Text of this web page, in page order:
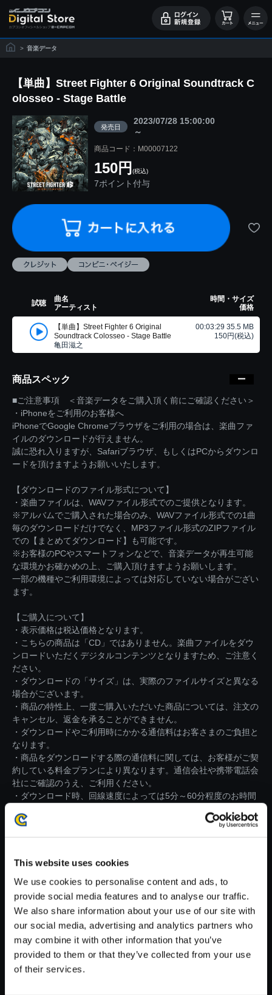
This website uses cookies
We use cookies to personalise content and ads, to
provide social media features and to analyse our traffic.
We also share information about your use of our site with
our social media, advertising and analytics partners who
may combine it with other information that you’ve
provided to them or that they’ve collected from your use
of their services.
> 音楽データ
【単曲】Street Fighter 6 Original Soundtrack C
olosseo - Stage Battle
発売日
2023/07/28 15:00:00
～
商品コード：M00007122
150円 (税込)
7ポイント付与
試聴
曲名
アーティスト
時間・サイズ
価格
【単曲】Street Fighter 6 Original
Soundtrack Colosseo - Stage Battle
亀田滋之
00:03:29 35.5 MB
150円(税込)
商品スペック
■ご注意事項 ＜音楽データをご購入頂く前にご確認ください＞
・iPhoneをご利用のお客様へ
iPhoneでGoogle Chromeブラウザをご利用の場合は、楽曲ファ
イルのダウンロードが行えません。
誠に恐れ入りますが、Safariブラウザ、もしくはPCからダウンロ
ードを頂けますようお願いいたします。
【ダウンロードのファイル形式について】
・楽曲ファイルは、WAVファイル形式でのご提供となります。
※アルバムでご購入された場合のみ、WAVファイル形式での1曲
毎のダウンロードだけでなく、MP3ファイル形式のZIPファイル
での【まとめてダウンロード】も可能です。
※お客様のPCやスマートフォンなどで、音楽データが再生可能
な環境かお確かめの上、ご購入頂けますようお願いします。
一部の機種やご利用環境によっては対応していない場合がござい
ます。
【ご購入について】
・表示価格は税込価格となります。
・こちらの商品は「CD」ではありません。楽曲ファイルをダウ
ンロードいただくデジタルコンテンツとなりますため、ご注意く
ださい。
・ダウンロードの「サイズ」は、実際のファイルサイズと異なる
場合がございます。
・商品の特性上、一度ご購入いただいた商品については、注文の
キャンセル、返金を承ることができません。
・ダウンロードやご利用時にかかる通信料はお客さまのご負担と
なります。
・商品をダウンロードする際の通信料に関しては、お客様がご契
約している料金プランにより異なります。通信会社や携帯電話会
社にご確認のうえ、ご利用ください。
・ダウンロード時、回線速度によっては5分～60分程度のお時間
※ご購入いただいたファイルのダウンロードの際には、通信環境
【単曲】Street Fighter 6 Origin
al Soundtrack Colosseo - Stag
e Battle